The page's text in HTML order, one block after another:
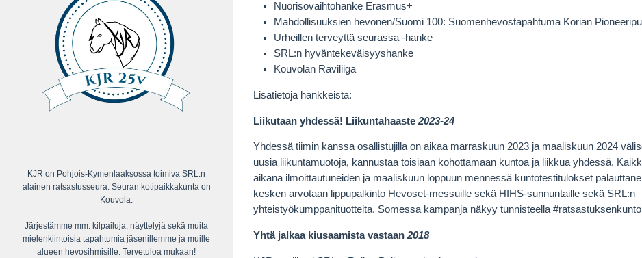
Nuorisovaihtohanke Erasmus+
Mahdollisuuksien hevonen/Suomi 100: Suomenhevostapahtuma Korian
Urheillen terveyttä seurassa -hanke
SRL:n hyväntekeväisyyshanke
Kouvolan Raviliiga
Lisätietoja hankkeista:
Liikutaan yhdessä! Liikuntahaaste 2023-24
Yhdessä tiimin kanssa osallistujilla on aikaa marraskuun 2023 ja maaliskuun 2024
uusia liikuntamuotoja, kannustaa toisiaan kohottamaan kuntoa ja liikkua yhdessä.
aikana ilmoittautuneiden ja maaliskuun loppuun mennessä kuntotestitulokset
kesken arvotaan lippupalkinto Hevoset-messuille sekä HIHS-sunnuntaille sekä SRL:n
yhteistyökumppanituotteita. Somessa kampanja näkyy tunnisteella
Yhtä jalkaa kiusaamista vastaan 2018
KJR on Pohjois-Kymenlaaksossa toimiva SRL:n
alainen ratsastusseura. Seuran kotipaikkakunta on
Kouvola.
Järjestämme mm. kilpailuja, näyttelyjä sekä muita
mielenkiintoisia tapahtumia jäsenillemme ja muille
alueen hevosihmisille. Tervetuloa mukaan!